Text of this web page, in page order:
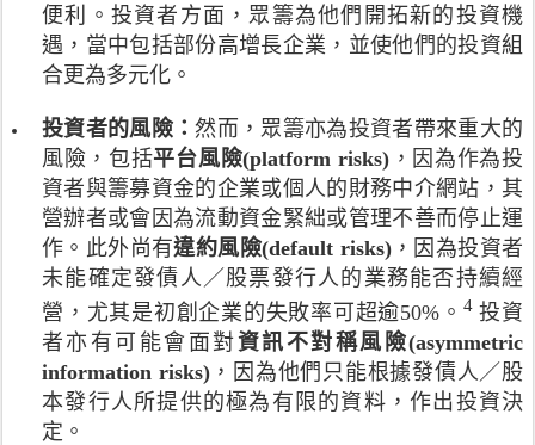
眾
籌
得
的
資
金
，
由
2
0
1
1
年
的
約
技
督
導
組
報
告
》
。
由
全
界
超
過
1
1
5
個
證
券
監
管
機
便利。投資者方面，眾籌為他們開拓新的投資機
遇，當中包括部份高增長企業，並使他們的投資組
合更為多元化。
投資者的風險：然而，眾籌亦為投資者帶來重大的
風險，包括平台風險(platform risks)，因為作為投
資者與籌募資金的企業或個人的財務中介網站，其
營辦者或會因為流動資金緊絀或管理不善而停止運
作。此外尚有違約風險(default risks)，因為投資者
未能確定發債人／股票發行人的業務能否持續經
營，尤其是初創企業的失敗率可超逾50%。 4註
符
號
代
投資
者亦有可能會面對資訊不對稱風險(asymmetric
information risks)，因為他們只能根據發債人／股
本發行人所提供的極為有限的資料，作出投資決
定。